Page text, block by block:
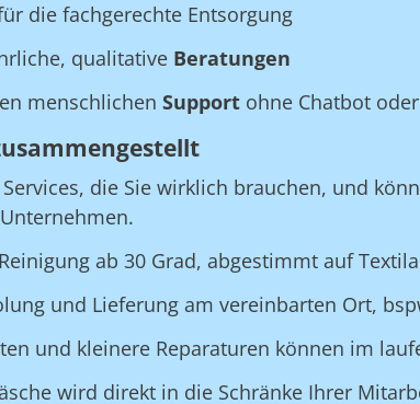
die fachgerechte Entsorgung
qualitative Beratungen
menschlichen Support ohne Chatbot
die Sie wirklich brauchen, und
ab 30 Grad, abgestimmt auf
und Lieferung am vereinbarten Ort,
und kleinere Reparaturen können im
wird direkt in die Schränke Ihrer